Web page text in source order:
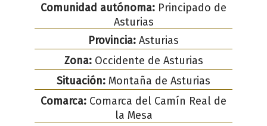
Comunidad autónoma: Principado de
Asturias
Provincia: Asturias
Zona:Occidente de Asturias
Situación: Montaña de Asturias
Comarca: Comarca del Camín Real de
la Mesa